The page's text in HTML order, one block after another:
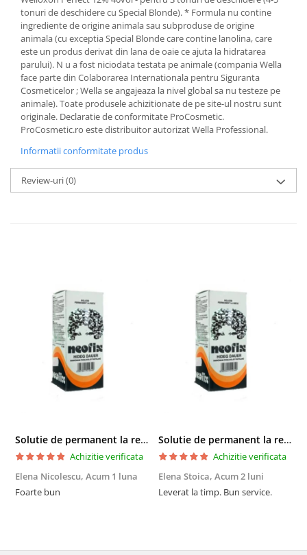
tonuri de deschidere cu Special Blonde). * Formula nu contine
ingrediente de origine animala sau subproduse de origine
animala (cu exceptia Special Blonde care contine lanolina, care
este un produs derivat din lana de oaie ce ajuta la hidratarea
parului). N u a fost niciodata testata pe animale (compania Wella
face parte din Colaborarea Internationala pentru Siguranta
Cosmeticelor ; Wella se angajeaza la nivel global sa nu testeze pe
animale). Toate produsele achizitionate de pe site-ul nostru sunt
originale. Declaratie de conformitate ProCosmetic.
ProCosmetic.ro este distribuitor autorizat Wella Professional.
Informatii conformitate produs
Review-uri(0)
Solutie de permanent la rece Neofix 100ml
Achizitie verificata
Elena Nicolescu, Acum 1 luna
Foarte bun
Solutie de permanent la rece Neofix 100ml
Achizitie verificata
Elena Stoica, Acum 2 luni
Leverat la timp. Bun service.